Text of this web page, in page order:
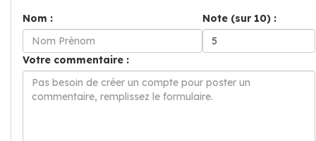
Nom :
Note (sur 10) :
Votre commentaire :